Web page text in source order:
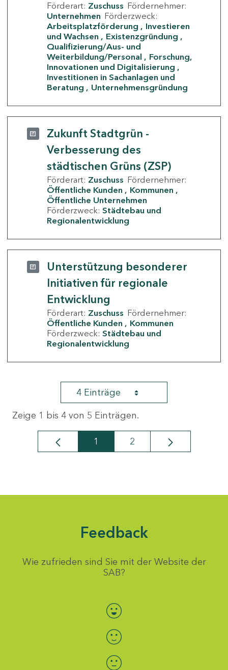
Förderart: Zuschuss Fördernehmer:
Unternehmen Förderzweck:
Arbeitsplatzförderung
Investieren
und Wachsen
Existenzgründung
Qualifizierung/Aus- und
Weiterbildung/Personal
Forschung,
Innovationen und Digitalisierung
Investitionen in Sachanlagen und
Beratung
Unternehmensgründung
Zukunft Stadtgrün -
Verbesserung des
städtischen Grüns (ZSP)
Förderart: Zuschuss Fördernehmer:
Öffentliche Kunden
Kommunen
Öffentliche Unternehmen
Förderzweck: Städtebau und
Regionalentwicklung
Unterstützung besonderer
Initiativen für regionale
Entwicklung
Förderart: Zuschuss Fördernehmer:
Öffentliche Kunden
Kommunen
Förderzweck: Städtebau und
Regionalentwicklung
4 Einträge
Zeige 1 bis 4 von 5 Einträgen.
Seite
1 Seite
2
Feedback
Wie zufrieden sind Sie mit der Website der
SAB?
Bewertung auswählen